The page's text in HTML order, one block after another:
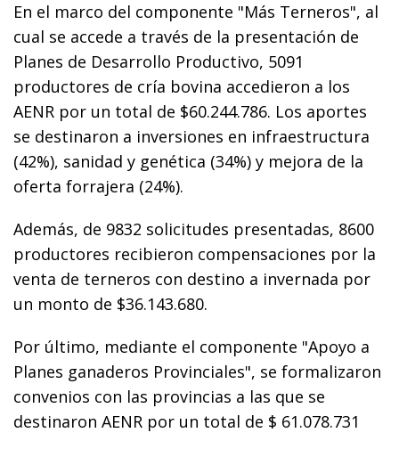
En el marco del componente "Más Terneros", al
cual se accede a través de la presentación de
Planes de Desarrollo Productivo, 5091
productores de cría bovina accedieron a los
AENR por un total de $60.244.786. Los aportes
se destinaron a inversiones en infraestructura
(42%), sanidad y genética (34%) y mejora de la
oferta forrajera (24%).
Además, de 9832 solicitudes presentadas, 8600
productores recibieron compensaciones por la
venta de terneros con destino a invernada por
un monto de $36.143.680.
Por último, mediante el componente "Apoyo a
Planes ganaderos Provinciales", se formalizaron
convenios con las provincias a las que se
destinaron AENR por un total de $ 61.078.731